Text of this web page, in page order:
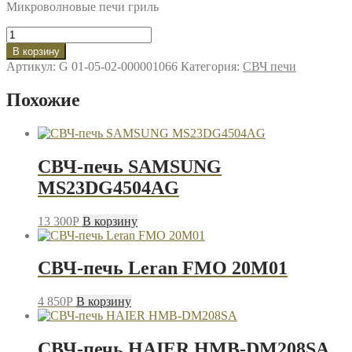
Микроволновые печи гриль
Количество
товара
СВЧ-
печь
20SSG27
В корзину
Артикул: G 01-05-02-000001066 Категория: СВЧ печи
Похожие
СВЧ-печь SAMSUNG
MS23DG4504AG
13 300P В корзину
СВЧ-печь Leran FMO 20M01
4 850P В корзину